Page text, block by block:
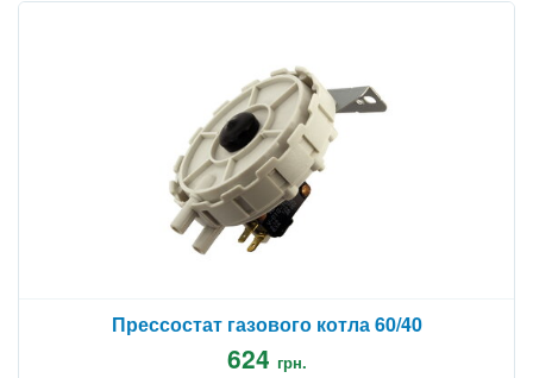
Прессостат газового котла 60/40
624 грн.